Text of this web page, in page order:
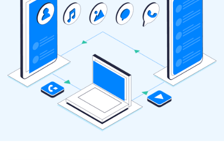
videos, SMS y otros tipos de
archivos de un teléfono a otro y a la
PC.
Apps
Mutsapper (Alias: Wutsapper)
Transfiere datos de WhatsApp y
WhatsApp Business sin restablecer los
valores de fábrica.